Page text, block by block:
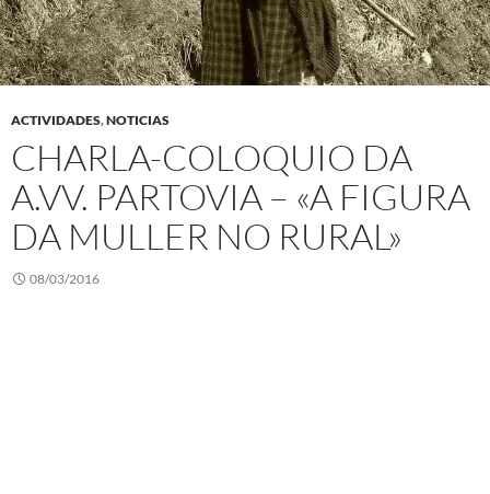
ACTIVIDADES,NOTICIAS
CHARLA-COLOQUIO DA
A.VV. PARTOVIA – «A FIGURA
DA MULLER NO RURAL»
08/03/2016